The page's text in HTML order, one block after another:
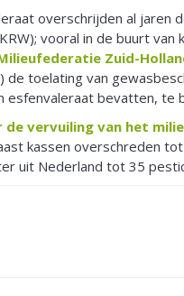
overschrijden al jaren
vooral in de buurt van
Zuid-
toelating van
esfenvaleraat bevatten, te
vervuiling van het
kassen overschreden
uit Nederland tot 35